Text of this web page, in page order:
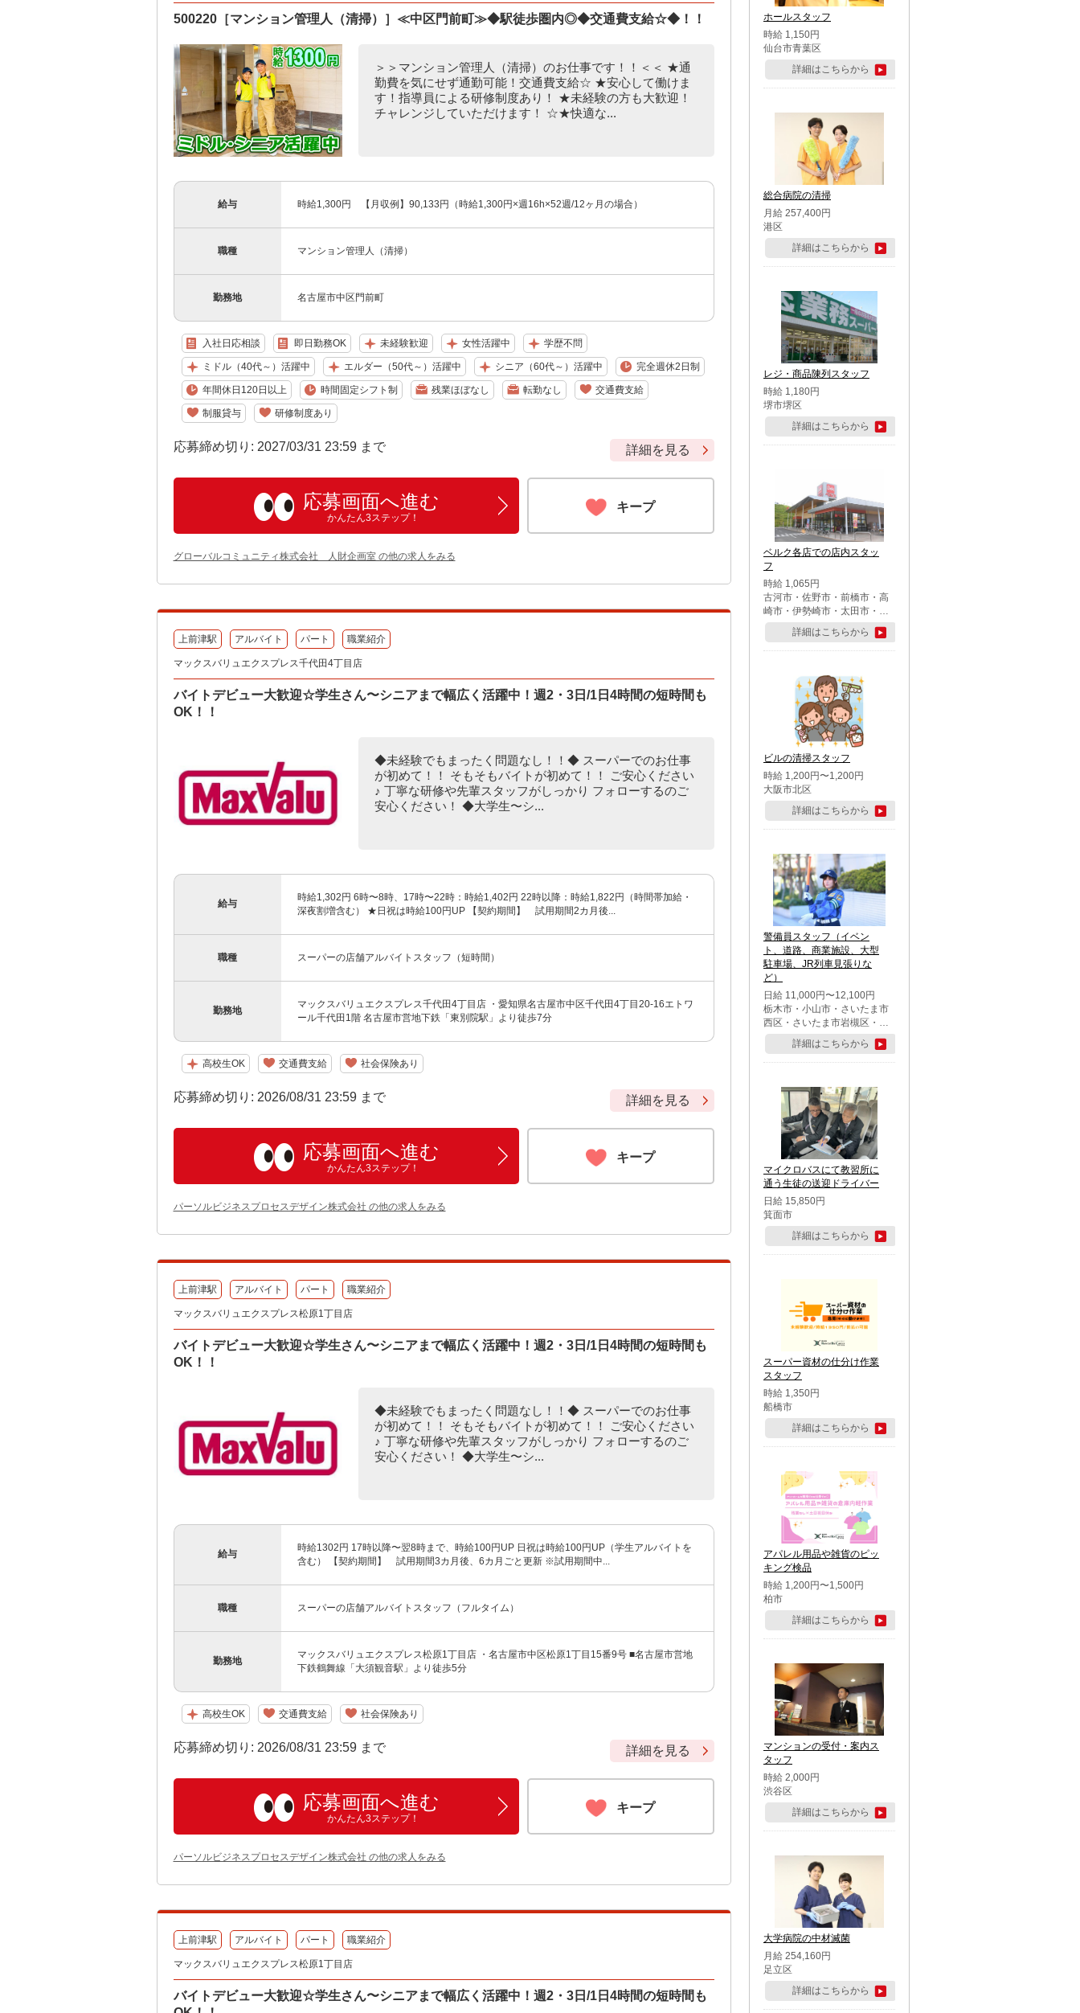
500220［マンション管理人（清掃）］≪中区門前町≫◆駅徒歩圏内◎◆交通費支給☆◆！！
＞＞マンション管理人（清掃）のお仕事です！！＜＜ ★通
勤費を気にせず通勤可能！交通費支給☆ ★安心して働けま
す！指導員による研修制度あり！ ★未経験の方も大歓迎！
チャレンジしていただけます！ ☆★快適な...
給与 時給1,300円 【月収例】90,133円（時給1,300円×週16h×52週/12ヶ月の場合）
職種 マンション管理人（清掃）
勤務地 名古屋市中区門前町
入社日応相談 即日勤務OK 未経験歓迎 女性活躍中 学歴不問
ミドル（40代～）活躍中 エルダー（50代～）活躍中 シニア（60代～）活躍中 完全週休2日制
年間休日120日以上 時間固定シフト制 残業ほぼなし 転勤なし 交通費支給
制服貸与 研修制度あり
応募締め切り: 2027/03/31 23:59 まで 詳細を見る
応募画面へ進む
かんたん3ステップ！
キープ
グローバルコミュニティ株式会社 人財企画室 の他の求人をみる
上前津駅 アルバイト パート 職業紹介
マックスバリュエクスプレス千代田4丁目店
バイトデビュー大歓迎☆学生さん〜シニアまで幅広く活躍中！週2・3日/1日4時間の短時間も
OK！！
◆未経験でもまったく問題なし！！◆ スーパーでのお仕事
が初めて！！ そもそもバイトが初めて！！ ご安心ください
♪ 丁寧な研修や先輩スタッフがしっかり フォローするのご
安心ください！ ◆大学生〜シ...
給与
時給1,302円 6時〜8時、17時〜22時：時給1,402円 22時以降：時給1,822円（時間帯加給・
深夜割増含む） ★日祝は時給100円UP 【契約期間】 試用期間2カ月後...
職種 スーパーの店舗アルバイトスタッフ（短時間）
勤務地
マックスバリュエクスプレス千代田4丁目店 ・愛知県名古屋市中区千代田4丁目20-16エトワ
ール千代田1階 名古屋市営地下鉄「東別院駅」より徒歩7分
高校生OK 交通費支給 社会保険あり
応募締め切り: 2026/08/31 23:59 まで 詳細を見る
応募画面へ進む
かんたん3ステップ！
キープ
パーソルビジネスプロセスデザイン株式会社 の他の求人をみる
上前津駅 アルバイト パート 職業紹介
マックスバリュエクスプレス松原1丁目店
バイトデビュー大歓迎☆学生さん〜シニアまで幅広く活躍中！週2・3日/1日4時間の短時間も
OK！！
◆未経験でもまったく問題なし！！◆ スーパーでのお仕事
が初めて！！ そもそもバイトが初めて！！ ご安心ください
♪ 丁寧な研修や先輩スタッフがしっかり フォローするのご
安心ください！ ◆大学生〜シ...
給与
時給1302円 17時以降〜翌8時まで、時給100円UP 日祝は時給100円UP（学生アルバイトを
含む） 【契約期間】 試用期間3カ月後、6カ月ごと更新 ※試用期間中...
職種 スーパーの店舗アルバイトスタッフ（フルタイム）
勤務地
マックスバリュエクスプレス松原1丁目店 ・名古屋市中区松原1丁目15番9号 ■名古屋市営地
下鉄鶴舞線「大須観音駅」より徒歩5分
高校生OK 交通費支給 社会保険あり
応募締め切り: 2026/08/31 23:59 まで 詳細を見る
応募画面へ進む
かんたん3ステップ！
キープ
パーソルビジネスプロセスデザイン株式会社 の他の求人をみる
上前津駅 アルバイト パート 職業紹介
マックスバリュエクスプレス松原1丁目店
バイトデビュー大歓迎☆学生さん〜シニアまで幅広く活躍中！週2・3日/1日4時間の短時間も
ホールスタッフ
時給 1,150円
仙台市青葉区
詳細はこちらから
総合病院の清掃
月給 257,400円
港区
詳細はこちらから
レジ・商品陳列スタッフ
時給 1,180円
堺市堺区
詳細はこちらから
ベルク各店での店内スタッ
フ
時給 1,065円
古河市・佐野市・前橋市・高
崎市・伊勢崎市・太田市・館
林市・藤岡市・大泉町・さい
たま市北区・川越市・熊谷
市・行田市・秩父市・所沢
市・鶴ケ島市・千葉市中央
区・市川市・松戸市・習志野
市・柏市・流山市・八千代
市・足立区・江戸川区・八王
子市・町田市
詳細はこちらから
ビルの清掃スタッフ
時給 1,200円〜1,200円
大阪市北区
詳細はこちらから
警備員スタッフ（イベン
ト、道路、商業施設、大型
駐車場、JR列車見張りな
ど）
日給 11,000円〜12,100円
栃木市・小山市・さいたま市
西区・さいたま市岩槻区・久
喜市・蓮田市
詳細はこちらから
マイクロバスにて教習所に
通う生徒の送迎ドライバー
日給 15,850円
箕面市
詳細はこちらから
スーパー資材の仕分け作業
スタッフ
時給 1,350円
船橋市
詳細はこちらから
アパレル用品や雑貨のピッ
キング検品
時給 1,200円〜1,500円
柏市
詳細はこちらから
マンションの受付・案内ス
タッフ
時給 2,000円
渋谷区
詳細はこちらから
大学病院の中材滅菌
月給 254,160円
足立区
詳細はこちらから